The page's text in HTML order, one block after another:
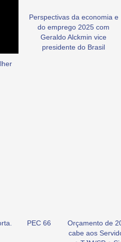
Perspectivas da economia e
do emprego 2025 com
Geraldo Alckmin vice
presidente do Brasil
PEC 66
Orçamento de
cabe aos